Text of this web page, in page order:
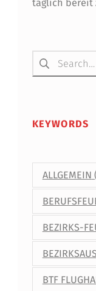
täglich bereit
Suchen nach:
KEYWORDS
ALLGEMEIN
BEZIRKS-
BTF